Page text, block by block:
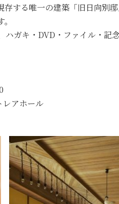
存する唯一の建築「旧日向
ガキ・DVD・ファイル・
レアホール